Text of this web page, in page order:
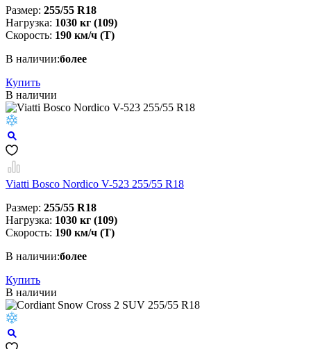
Размер: 255/55 R18
Нагрузка: 1030 кг (109)
Скорость: 190 км/ч (T)
В наличии:более
Купить
В наличии
Viatti Bosco Nordico V-523 255/55 R18
Размер: 255/55 R18
Нагрузка: 1030 кг (109)
Скорость: 190 км/ч (T)
В наличии:более
Купить
В наличии